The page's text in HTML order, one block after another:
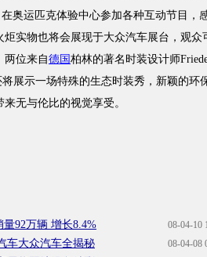
奥运匹克体验中心参加各种互动节目，
炬实物也将会展现于大众汽车展台，观
两位来自德国 柏林的著名时装设计师
将展示一场特殊的生态时装秀，新颖的环
无与伦比的视觉享受。
08-04-10
92万辆 增长8.4%
08-04-08
车大众汽车全揭秘